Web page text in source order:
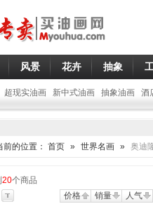
风景 花卉 抽象
超现实油画 新中式油画 抽象油画 酒
前的位置： 首页 » 世界名画 » 奥迪
20个商品
价格
销量 人气